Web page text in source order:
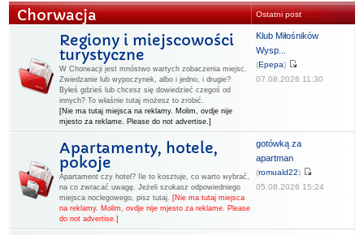
Chorwacja Ostatni post
Regiony i miejscowości
turystyczne
W Chorwacji jest mnóstwo wartych zobaczenia miejsc.
Zwiedzanie lub wypoczynek, albo i jedno, i drugie?
Byłeś gdzieś lub chcesz się dowiedzieć czegoś od
innych? To właśnie tutaj możesz to zrobić.
[Nie ma tutaj miejsca na reklamy. Molim, ovdje nije
mjesto za reklame. Please do not advertise.]
Klub Miłośników
Wysp...
(Epepa)
07.08.2026 11:30
Apartamenty, hotele,
pokoje
Apartament czy hotel? Ile to kosztuje, co warto wybrać,
na co zwracać uwagę. Jeżeli szukasz odpowiedniego
miejsca noclegowego, pisz tutaj. [Nie ma tutaj miejsca
na reklamy. Molim, ovdje nije mjesto za reklame. Please
do not advertise.]
gotówką za
apartman
(romuald22)
05.08.2026 15:24